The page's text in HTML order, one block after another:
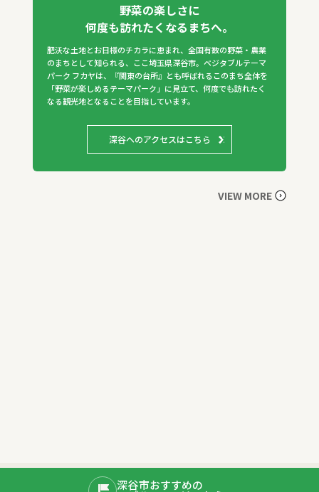
野菜の楽しさに
何度も訪れたくなるまちへ。
肥沃な土地とお日様のチカラに恵まれ、全国有数の野菜・農業
のまちとして知られる、ここ埼玉県深谷市。ベジタブルテーマ
パーク フカヤは、『関東の台所』とも呼ばれるこのまち全体を
「野菜が楽しめるテーマパーク」に見立て、何度でも訪れたく
なる観光地となることを目指しています。
深谷へのアクセスはこちら
VIEW MORE
深谷市おすすめの